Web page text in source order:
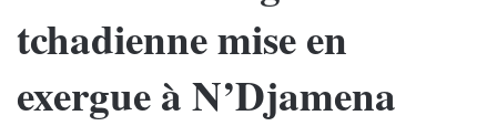
tchadienne mise en
exergue à N’Djamena